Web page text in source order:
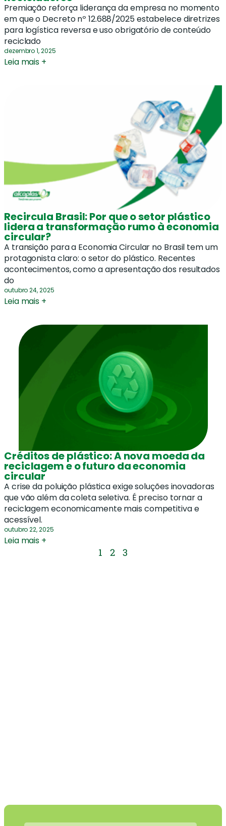
Premiação reforça liderança da empresa no momento
em que o Decreto nº 12.688/2025 estabelece diretrizes
para logística reversa e uso obrigatório de conteúdo
reciclado
dezembro 1, 2025
Leia mais +
Recircula Brasil: Por que o setor plástico
lidera a transformação rumo à economia
circular?
A transição para a Economia Circular no Brasil tem um
protagonista claro: o setor do plástico. Recentes
acontecimentos, como a apresentação dos resultados
do
outubro 24, 2025
Leia mais +
Créditos de plástico: A nova moeda da
reciclagem e o futuro da economia
circular
A crise da poluição plástica exige soluções inovadoras
que vão além da coleta seletiva. É preciso tornar a
reciclagem economicamente mais competitiva e
acessível.
outubro 22, 2025
Leia mais +
1 2 3